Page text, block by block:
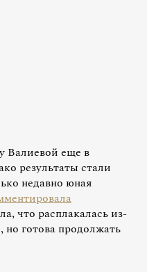
Валиевой еще в
результаты стали
недавно юная
что расплакалась из-
но готова продолжать